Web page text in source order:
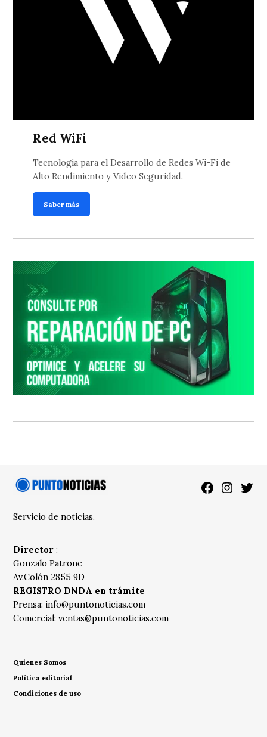
Red WiFi
Tecnología para el Desarrollo de Redes Wi-Fi de
Alto Rendimiento y Video Seguridad.
Saber más
Facebook
Servicio de noticias.
Director :
Gonzalo Patrone
Av.Colón 2855 9D
REGISTRO DNDA en trámite
Prensa: info@puntonoticias.com
Comercial:ventas@puntonoticias.com
Quienes Somos
Política editorial
Condiciones de uso